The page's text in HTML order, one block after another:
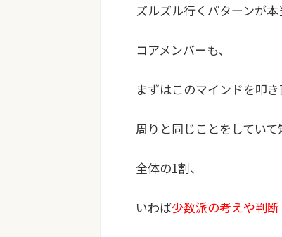
ズルズル行くパターンが本
コアメンバーも、
まずはこのマインドを叩
周りと同じことをしていて
全体の1割、
いわば少数派の考えや判